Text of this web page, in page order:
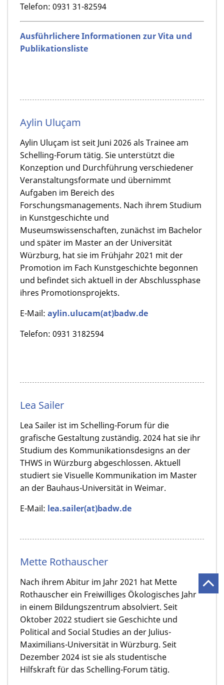
Telefon: 0931 31-82594
Ausführlichere Informationen zur Vita und
Publikationsliste
Aylin Uluçam
Aylin Uluçam ist seit Juni 2026 als Trainee am
Schelling-Forum tätig. Sie unterstützt die
Konzeption und Durchführung verschiedener
Veranstaltungsformate und übernimmt
Aufgaben im Bereich des
Forschungsmanagements. Nach ihrem Studium
in Kunstgeschichte und
Museumswissenschaften, zunächst im Bachelor
und später im Master an der Universität
Würzburg, hat sie im Frühjahr 2021 mit der
Promotion im Fach Kunstgeschichte begonnen
und befindet sich aktuell in der Abschlussphase
ihres Promotionsprojekts.
E-Mail: aylin.ulucam(at)badw.de
Telefon: 0931 3182594
Lea Sailer
Lea Sailer ist im Schelling-Forum für die
grafische Gestaltung zuständig. 2024 hat sie ihr
Studium des Kommunikationsdesigns an der
THWS in Würzburg abgeschlossen. Aktuell
studiert sie Visuelle Kommunikation im Master
an der Bauhaus-Universität in Weimar.
E-Mail: lea.sailer(at)badw.de
Mette Rothauscher
Nach ihrem Abitur im Jahr 2021 hat Mette
Rothauscher ein Freiwilliges Ökologisches Jahr
in einem Bildungszentrum absolviert. Seit
Oktober 2022 studiert sie Geschichte und
Political and Social Studies an der Julius-
Maximilians-Universität in Würzburg. Seit
Dezember 2024 ist sie als studentische
Hilfskraft für das Schelling-Forum tätig.